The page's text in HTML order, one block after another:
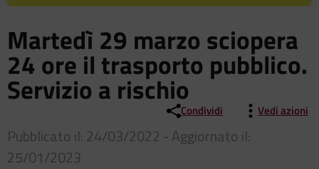
Martedì 29 marzo sciopera
24 ore il trasporto pubblico.
Servizio a rischio
Condividi Vedi azioni
Pubblicato il: 24/03/2022 - Aggiornato il:
25/01/2023